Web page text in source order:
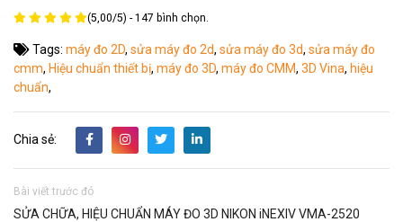
(5,00/5) -147 bình chọn.
Tags: máy đo 2D, sửa máy đo 2d, sửa máy đo 3d, sửa máy đo
cmm, Hiệu chuẩn thiết bị, máy đo 3D, máy đo CMM, 3D Vina, hiệu
chuẩn,
Chia sẻ:
Bài viết trước đó
SỬA CHỮA, HIỆU CHUẨN MÁY ĐO 3D NIKON iNEXIV VMA-2520